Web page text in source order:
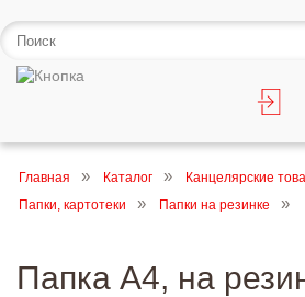
Главная Каталог
Канцелярские
Папки, картотеки
Папки на резинке
Папка А4, на